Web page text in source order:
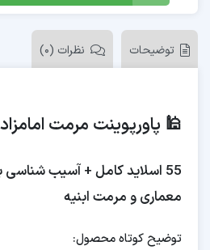
توضیحات نظرات (0)
🕌 پاورپوینت مرمت
55 اسلاید کامل + آسیب شناسی
معماری و مرمت ابنیه
توضیح کوتاه محصول: